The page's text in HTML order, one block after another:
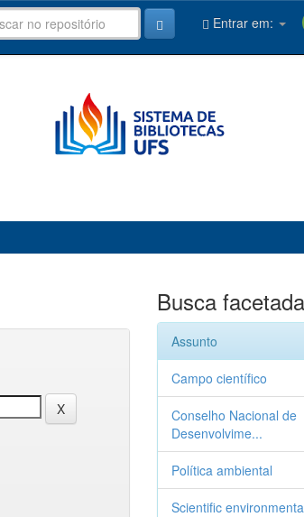
Entrar em:
Busca facetada
Assunto
Campo científico
Conselho Nacional de
Desenvolvime...
Política ambiental
Scientific